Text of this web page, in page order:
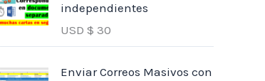
independientes
USD $ 30
Enviar Correos Masivos con